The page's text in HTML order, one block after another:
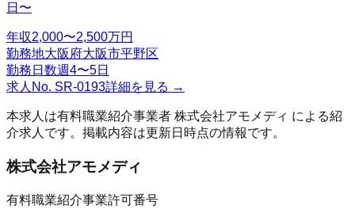
日〜
年収2,000〜2,500万円
勤務地大阪府大阪市平野区
勤務日数週4〜5日
求人No. SR-0193詳細を見る →
本求人は有料職業紹介事業者 株式会社アモメディ による紹
介求人です。掲載内容は更新日時点の情報です。
株式会社アモメディ
有料職業紹介事業許可番号